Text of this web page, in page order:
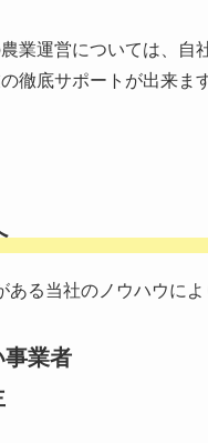
業運営については、自
徹底サポートが出来ま
ある当社のノウハウに
事業者